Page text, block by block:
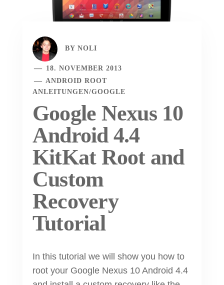
BY NOLI
18. NOVEMBER 2013
ANDROID ROOT
ANLEITUNGEN/GOOGLE
Google Nexus 10
Android 4.4
KitKat Root and
Custom
Recovery
Tutorial
In this tutorial we will show you how to
root your Google Nexus 10 Android 4.4